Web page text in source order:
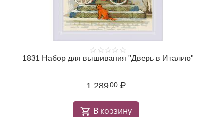
1831 Набор для вышивания "Дверь в Италию"
1 289 00 ₽
В корзину